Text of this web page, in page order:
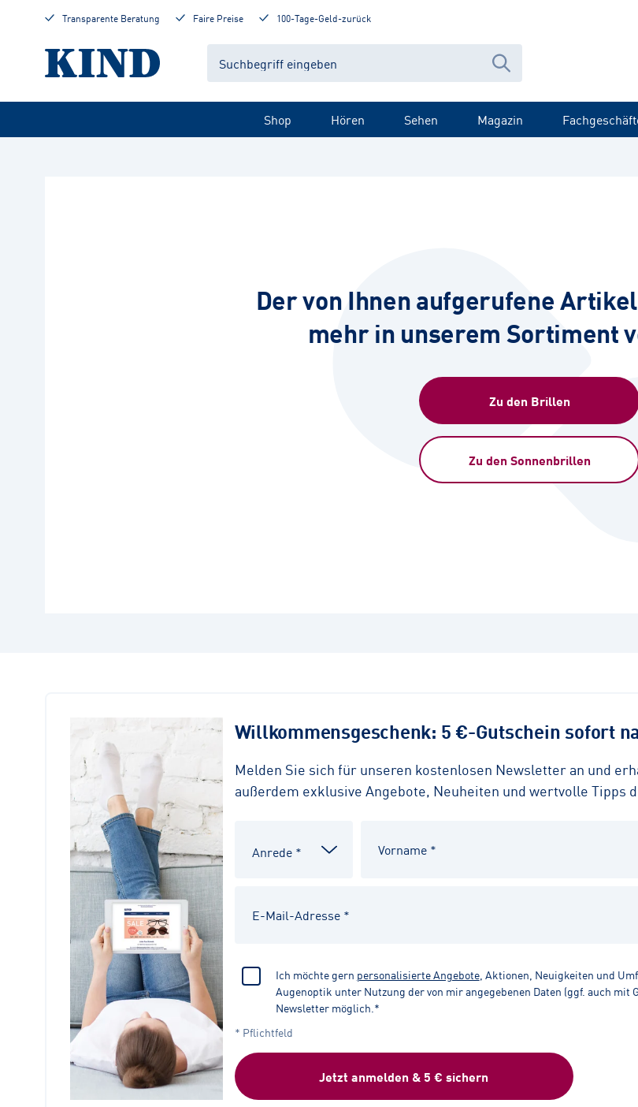
Transparente Beratung Faire Preise 100-Tage-Geld-zurück
Shop Hören Sehen Magazin
Der von Ihnen aufgerufene
mehr in unserem Sortiment
Zu den Brillen
Zu den Sonnenbrillen
Willkommensgeschenk: 5 €-Gutschein sofort
Melden Sie sich für unseren kostenlosen Newsletter an und
außerdem exklusive Angebote, Neuheiten und wertvolle Tipps
Ich möchte gern personalisierte Angebote, Aktionen, Neuigkeiten und
Augenoptik unter Nutzung der von mir angegebenen Daten (ggf. auch
Newsletter möglich.*
* Pflichtfeld
Jetzt anmelden & 5 € sichern